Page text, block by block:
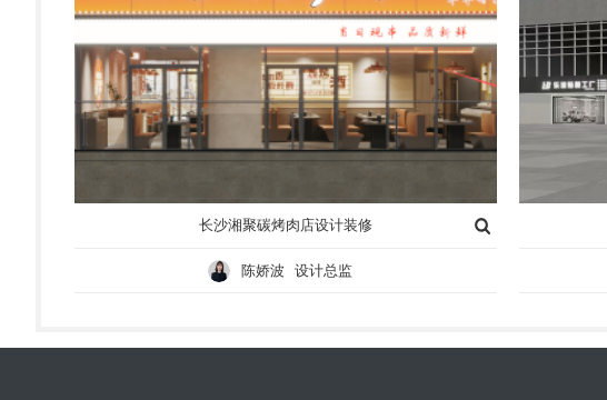
长沙湘聚碳烤肉店设计装修
陈娇波 设计总监